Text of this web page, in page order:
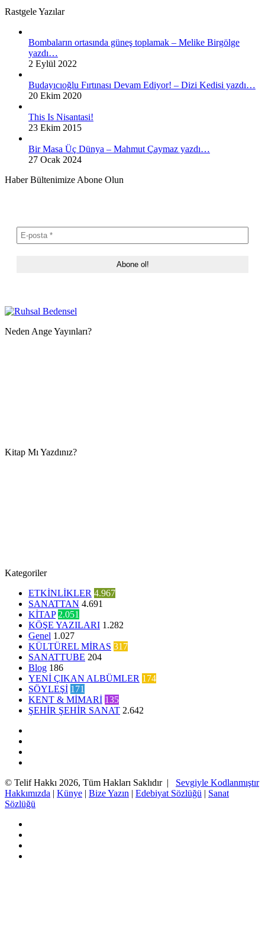
Rastgele Yazılar
Bombaların ortasında güneş toplamak – Melike Birgölge
yazdı…
2 Eylül 2022
Budayıcıoğlu Fırtınası Devam Ediyor! – Dizi Kedisi yazdı…
20 Ekim 2020
This Is Nisantasi!
23 Ekim 2015
Bir Masa Üç Dünya – Mahmut Çaymaz yazdı…
27 Ocak 2024
Haber Bültenimize Abone Olun
Neden Ange Yayınları?
Kitap Mı Yazdınız?
Kategoriler
ETKİNLİKLER 4.967
SANATTAN 4.691
KİTAP 2.051
KÖŞE YAZILARI 1.282
Genel 1.027
KÜLTÜREL MİRAS 317
SANATTUBE 204
Blog 186
YENİ ÇIKAN ALBÜMLER 174
SÖYLEŞİ 171
KENT & MİMARİ 135
ŞEHİR ŞEHİR SANAT 2.642
© Telif Hakkı 2026, Tüm Hakları Saklıdır | Sevgiyle Kodlanmıştır
Hakkımızda | Künye | Bize Yazın | Edebiyat Sözlüğü | Sanat
Sözlüğü